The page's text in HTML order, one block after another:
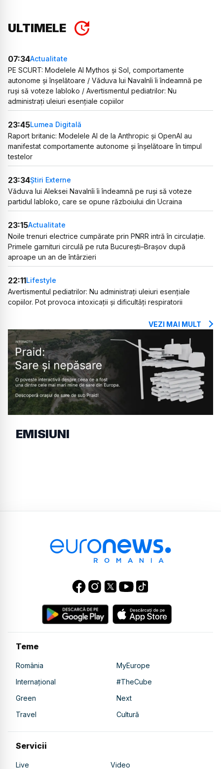
ULTIMELE
07:34Actualitate
PE SCURT: Modelele AI Mythos și Sol, comportamente
autonome și înșelătoare / Văduva lui Navalnîi îi îndeamnă pe
ruși să voteze Iabloko / Avertismentul pediatrilor: Nu
administrați uleiuri esențiale copiilor
23:45Lumea Digitală
Raport britanic: Modelele AI de la Anthropic și OpenAI au
manifestat comportamente autonome și înșelătoare în timpul
testelor
23:34Știri Externe
Văduva lui Aleksei Navalnîi îi îndeamnă pe ruși să voteze
partidul Iabloko, care se opune războiului din Ucraina
23:15Actualitate
Noile trenuri electrice cumpărate prin PNRR intră în circulație.
Primele garnituri circulă pe ruta București–Brașov după
aproape un an de întârzieri
22:11Lifestyle
Avertismentul pediatrilor: Nu administrați uleiuri esențiale
copiilor. Pot provoca intoxicații și dificultăți respiratorii
VEZI MAI MULT
EMISIUNI
Teme
România
MyEurope
Internațional
#TheCube
Green
Next
Travel
Cultură
Servicii
Live Video